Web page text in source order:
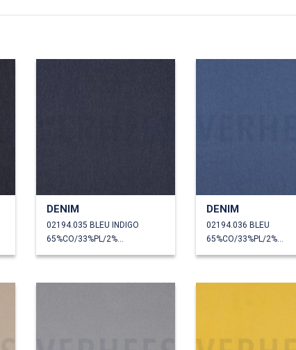
DENIM
02194.035 BLEU INDIGO
DENIM
02194.036 BLEU